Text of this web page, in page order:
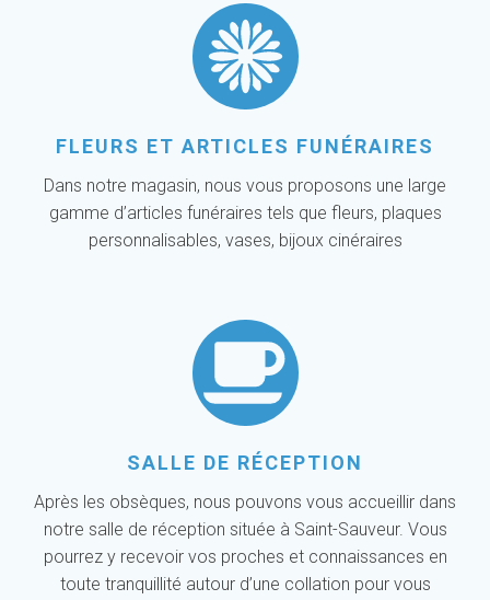
FLEURS ET ARTICLES FUNÉRAIRES
Dans notre magasin, nous vous proposons une large
gamme d’articles funéraires tels que fleurs, plaques
personnalisables, vases, bijoux cinéraires
SALLE DE RÉCEPTION
Après les obsèques, nous pouvons vous accueillir dans
notre salle de réception située à Saint-Sauveur. Vous
pourrez y recevoir vos proches et connaissances en
toute tranquillité autour d’une collation pour vous